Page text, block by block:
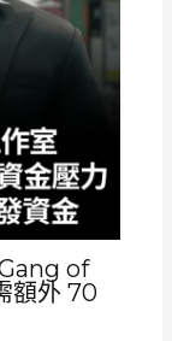
of
額外 70